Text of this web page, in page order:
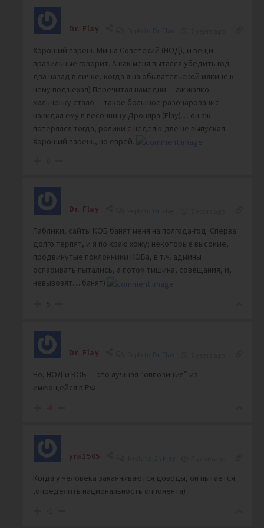
Dr. Flay Dr. Flay
Хороший парень Миша Советский (НОД), и вещи
правильные говорит. А как меня пытался убедить год-
два назад в личке, когда я на обывательской мякине к
нему подъехал) Перечитал намедни… аж жалко
мальчонку стало… такое большое разочарование
накидал ему в песочницу Дроняра (Flay)… он аж
потерялся тогда, ролики с неделю-две не выпускал.
Хороший парень, но еврей.
Dr. Flay Dr. Flay
Паблики, сайты КОБ банят меня на полгода-год. Сперва
долго терпят, и я по краю хожу; некоторые высокие,
продвинутые поклонники КОБа, в т.ч. админы
оспаривать пытались, а потом тишина, совещания, и,
невывозят… банят)
5
Dr. Flay Dr. Flay
Но, НОД и КОБ — это лучшая “оппозиция” из
имеющейся в РФ.
-8
yra1505 Dr. Flay
Когда у человека заканчиваются доводы, он пытается
,определить национальность оппонента)
-1